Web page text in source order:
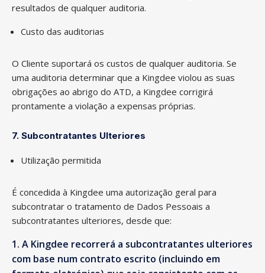
resultados de qualquer auditoria.
Custo das auditorias
O Cliente suportará os custos de qualquer auditoria. Se
uma auditoria determinar que a Kingdee violou as suas
obrigações ao abrigo do ATD, a Kingdee corrigirá
prontamente a violação a expensas próprias.
7. Subcontratantes Ulteriores
Utilização permitida
É concedida à Kingdee uma autorização geral para
subcontratar o tratamento de Dados Pessoais a
subcontratantes ulteriores, desde que:
A Kingdee recorrerá a subcontratantes ulteriores
com base num contrato escrito (incluindo em